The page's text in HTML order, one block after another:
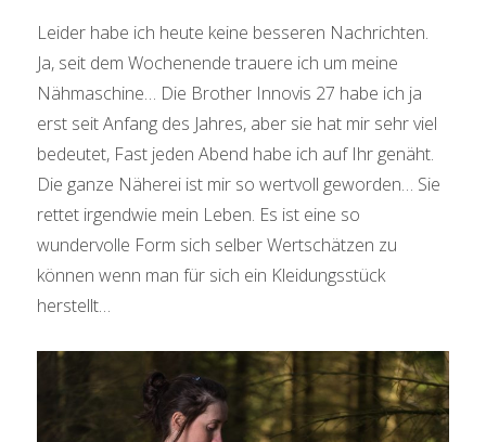
Leider habe ich heute keine besseren Nachrichten.
Ja, seit dem Wochenende trauere ich um meine
Nähmaschine… Die Brother Innovis 27 habe ich ja
erst seit Anfang des Jahres, aber sie hat mir sehr viel
bedeutet, Fast jeden Abend habe ich auf Ihr genäht.
Die ganze Näherei ist mir so wertvoll geworden… Sie
rettet irgendwie mein Leben. Es ist eine so
wundervolle Form sich selber Wertschätzen zu
können wenn man für sich ein Kleidungsstück
herstellt…